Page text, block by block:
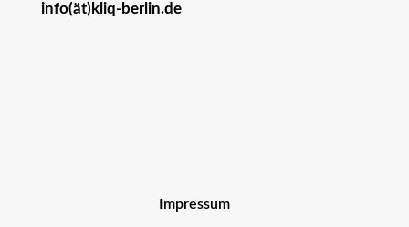
info(ät)kliq-berlin.de
Impressum